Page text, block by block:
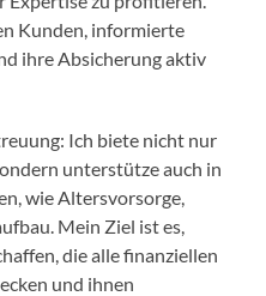
Kunden, informierte
ihre Absicherung aktiv
Ich biete nicht nur
unterstütze auch in
wie Altersvorsorge,
Mein Ziel ist es,
die alle finanziellen
und ihnen